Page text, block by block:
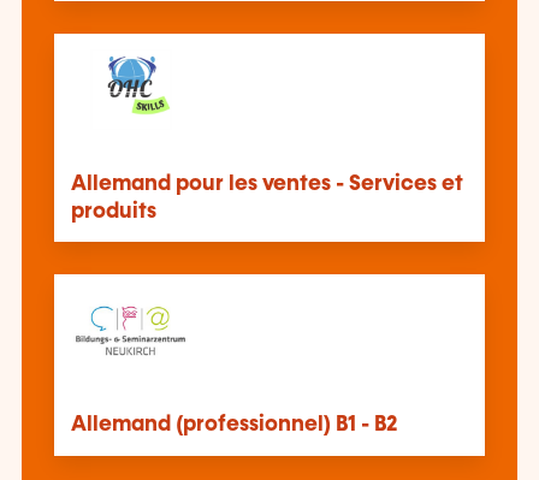
Allemand pour les ventes - Services et
produits
Allemand (professionnel) B1 - B2